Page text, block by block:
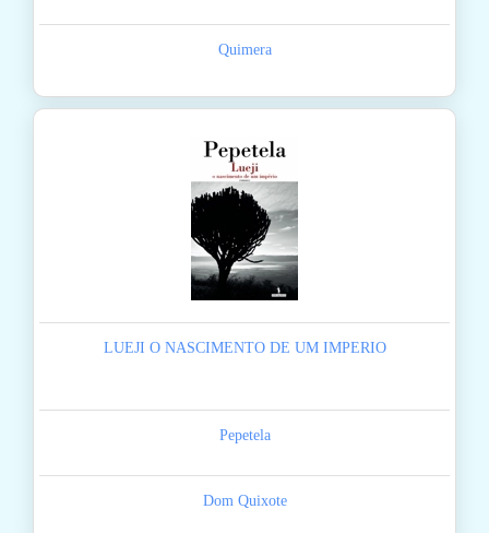
Quimera
LUEJI O NASCIMENTO DE UM IMPERIO
Pepetela
Dom Quixote